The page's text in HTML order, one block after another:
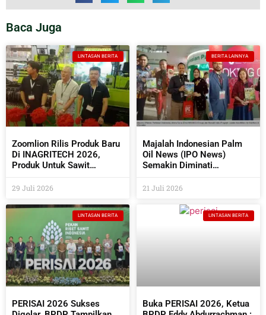
Baca Juga
LINTASAN BERITA
Zoomlion Rilis Produk Baru
Di INAGRITECH 2026,
Produk Untuk Sawit
29 Juli 2026
BERITA LAINNYA
Majalah Indonesian Palm
Oil News (IPO News)
Semakin Diminati
Industri Pendukungnya
21 Juli 2026
LINTASAN BERITA
PERISAI 2026 Sukses
LINTASAN BERITA
Buka PERISAI 2026, Ketua